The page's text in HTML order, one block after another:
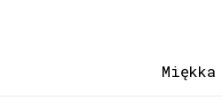
Miękka